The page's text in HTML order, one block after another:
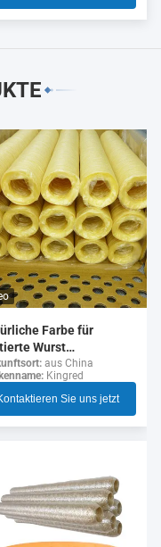
Farbe für
Wurst
aus China
Kingred
Sie uns jetzt